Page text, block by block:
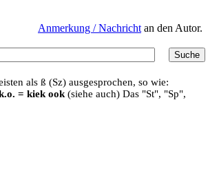
Anmerkung / Nachricht an den Autor.
als ß (Sz) ausgesprochen, so wie:
= kiek ook (siehe auch) Das "St", "Sp",